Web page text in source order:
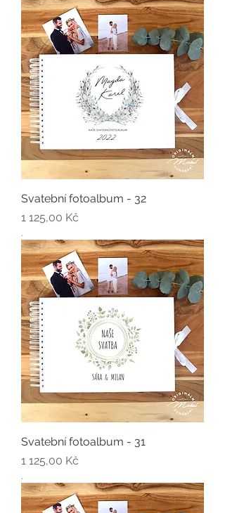
Svatební fotoalbum - 32
Cena
1 125,00 Kč
.
Svatební fotoalbum - 31
Cena
1 125,00 Kč
.